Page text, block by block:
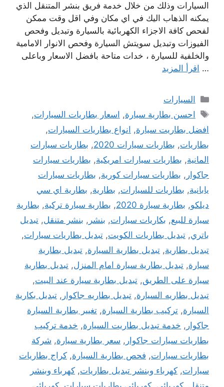
السيارات وذلك من خلال خدمة فريق بنشر المتنقل الذي
يمكنه الذهاب اليك في اي مكان وفي اقل وقت ممكن
لفحص كافة الاجزاء الكهربائية بالسيارة وتبديل وفحص
الفيوزات وتبديل سويتش السيارة وفحص الانوار الامامية
والخلفية للسيارة ، خدات متاحة بافضل الاسعار وباعلى
… اقرأ المزيد
التصنيفات
السيارات
الوسوم
احسن بطارية سيارة, اسعار بطاريات السيارات,
افضل بطاريت سيارة, انواع بطاريات السيارات,
بطاريات, بطاريات سيارات 2020 , بطاريات سيارات
المانية, بطاريات سيارات امريكية, بطاريات سيارات
جاكوار , بطاريات سيارات كورية, بطاريات سيارات
يابانية, بطاريات للسيارات, بطارية, بطارية اي سي
ديلكو, بطارية سيارة 2020 , بطارية سيارة تركية, بطارية
سيارة للبيع, بكاريات سيارات, بنشر , بنشر متنقل, تبديل
باتري, تبديل بطاريات الكويت, تبديل بطاريات سيارات,
تبديل بطارية, تبديل بطارية السيارة, تبديل بطارية
سيارة, تبديل بطارية سيارة امام المنزل, تبديل بطارية
سيارة على الطريق, تبديل بطارية سيارة عند البيت,
تبديل بطاريه السيارة, تبديل بطاريه جاكوار , تبديل بكارية
السيارة, تركيب بطارية السيارة, تغيير بطارية السيارة
جاكوار , خدمة تبديل بطاريت السيارة, خدمة تركيب
بطاريات سيارات جاكوار , سعر بطارية سيارة, شركة
بطاريات سيارات, فحص بطارية السيارة, كراج بطاريات
سيارات, كهرباء وبنشر تبديل بطاريات, كهرباء وبنشر